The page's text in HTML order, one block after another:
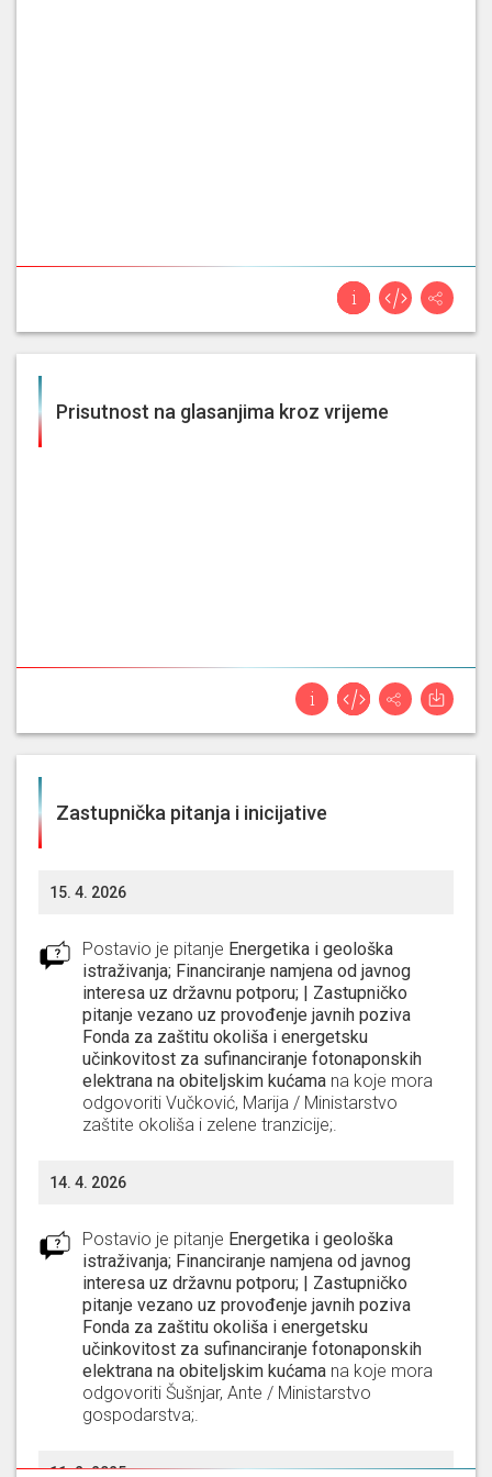
Prisutnost na glasanjima kroz vrijeme
Zastupnička pitanja i inicijative
15. 4. 2026
Postavio je pitanje Energetika i geološka
istraživanja; Financiranje namjena od javnog
interesa uz državnu potporu; | Zastupničko
pitanje vezano uz provođenje javnih poziva
Fonda za zaštitu okoliša i energetsku
učinkovitost za sufinanciranje fotonaponskih
elektrana na obiteljskim kućama na koje mora
odgovoriti Vučković, Marija / Ministarstvo
zaštite okoliša i zelene tranzicije;.
14. 4. 2026
Postavio je pitanje Energetika i geološka
istraživanja; Financiranje namjena od javnog
interesa uz državnu potporu; | Zastupničko
pitanje vezano uz provođenje javnih poziva
Fonda za zaštitu okoliša i energetsku
učinkovitost za sufinanciranje fotonaponskih
elektrana na obiteljskim kućama na koje mora
odgovoriti Šušnjar, Ante / Ministarstvo
gospodarstva;.
11. 2. 2025